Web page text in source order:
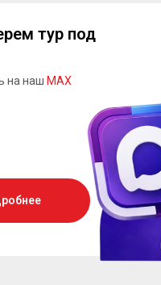
тур под
на наш MAX